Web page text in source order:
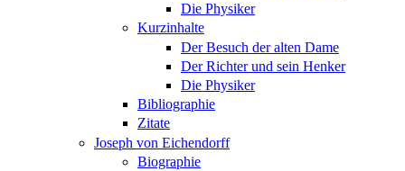
Die Physiker
Kurzinhalte
Der Besuch der alten Dame
Der Richter und sein Henker
Die Physiker
Bibliographie
Zitate
Joseph von Eichendorff
Biographie